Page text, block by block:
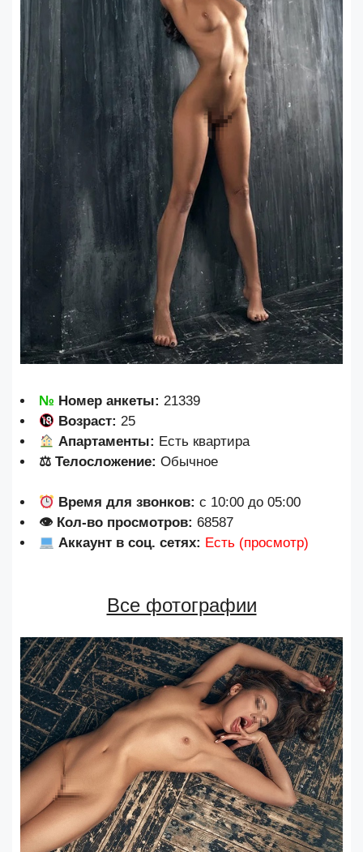
№ Номер анкеты: 21339
Возраст:25
Апартаменты: Есть квартира
⚖ Телосложение: Обычное
Время для звонков:с 10:00 до 05:00
👁 Кол-во просмотров: 68587
Аккаунт в соц. сетях: Есть (просмотр)
Все фотографии